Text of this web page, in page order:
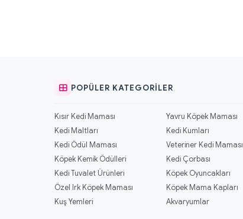
POPÜLER KATEGORILER
Kısır Kedi Maması Yavru Köpek Maması
Kedi Maltları
Kedi Kumları
Kedi Ödül Maması
Veteriner Kedi Maması
Köpek Kemik Ödülleri
Kedi Çorbası
Kedi Tuvalet Ürünleri
Köpek Oyuncakları
Özel Irk Köpek Maması
Köpek Mama Kapları
Kuş Yemleri
Akvaryumlar